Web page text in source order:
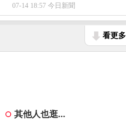
07-14 18:57 今日新聞
看更多
其他人也逛...